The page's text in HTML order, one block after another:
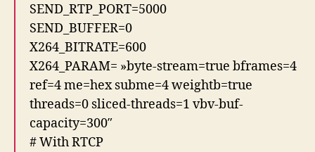
SEND_RTP_PORT=5000
SEND_BUFFER=0
X264_BITRATE=600
X264_PARAM= »byte-stream=true bframes=4
ref=4 me=hex subme=4 weightb=true
threads=0 sliced-threads=1 vbv-buf-
capacity=300″
# With RTCP